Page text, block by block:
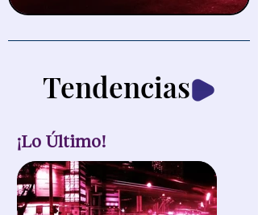
Tendencias
¡Lo Último!